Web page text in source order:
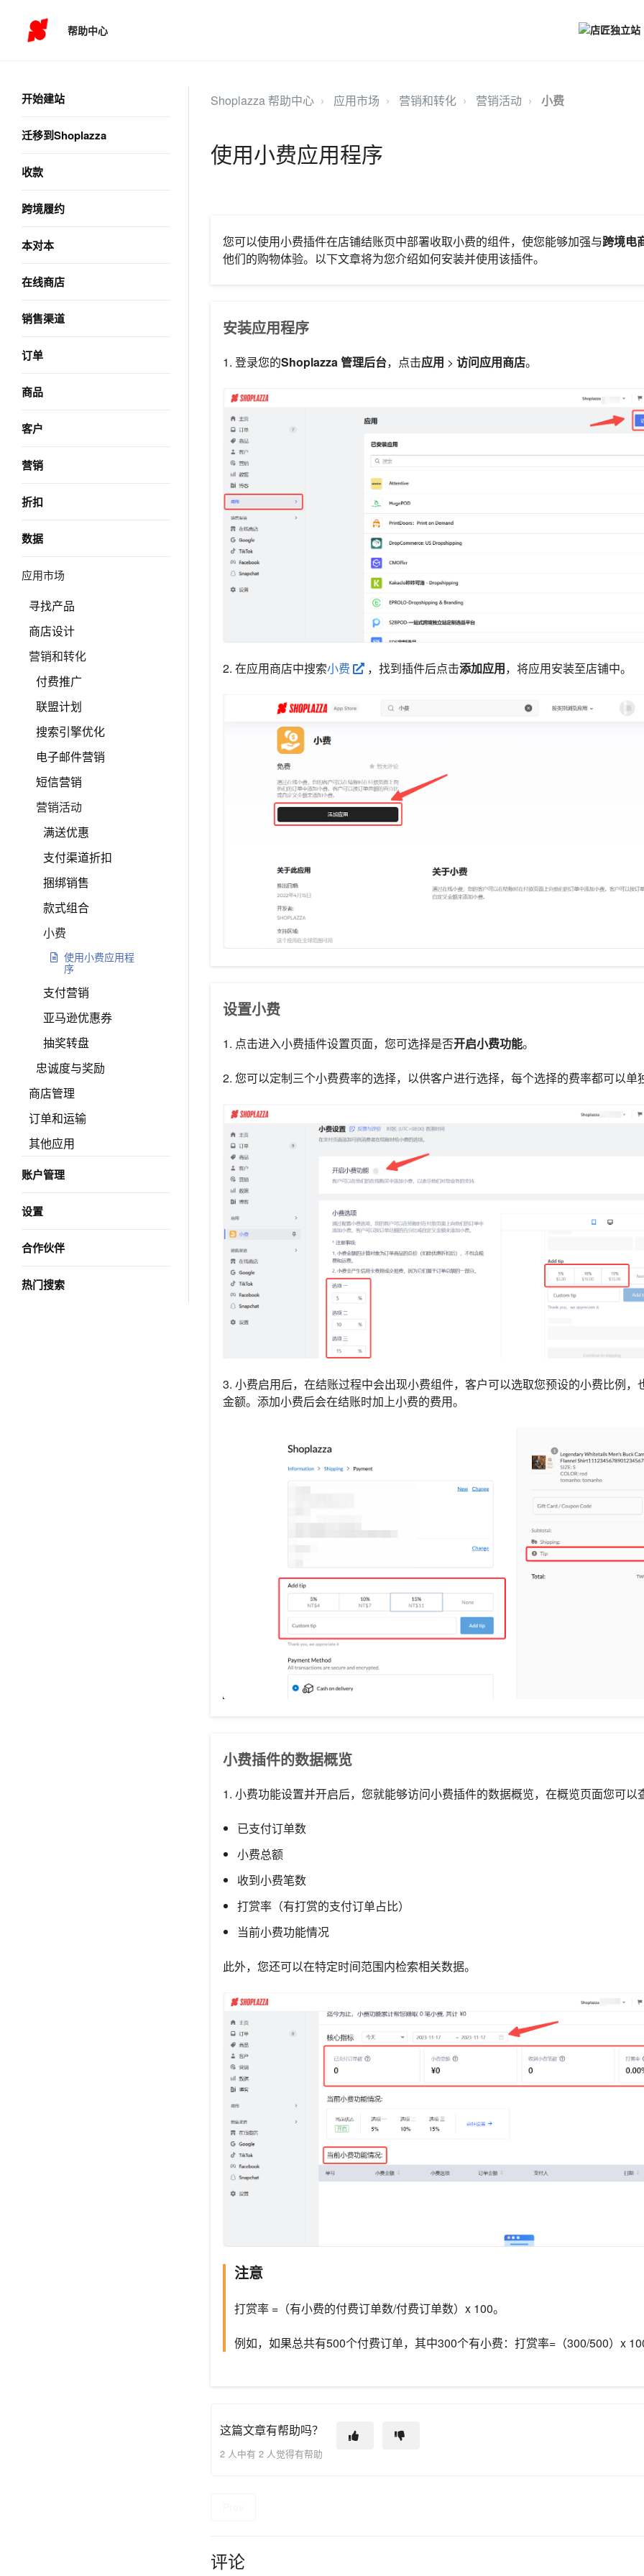
帮助中心
开始建站
迁移到Shoplazza
收款
跨境履约
本对本
在线商店
销售渠道
订单
商品
客户
营销
折扣
数据
应用市场
寻找产品
商店设计
营销和转化
付费推广
联盟计划
搜索引擎优化
电子邮件营销
短信营销
营销活动
满送优惠
支付渠道折扣
捆绑销售
款式组合
小费
使用小费应用程
序
支付营销
亚马逊优惠券
抽奖转盘
忠诚度与奖励
商店管理
订单和运输
其他应用
账户管理
设置
合作伙伴
热门搜索
Shoplazza 帮助中心 应用市场 营销和转化 营销活动 小费
使用小费应用程序
您可以使用小费插件在店铺结账页中部署收取小费的组件，使您能够加强与跨境电
他们的购物体验。以下文章将为您介绍如何安装并使用该插件。
安装应用程序
1. 登录您的Shoplazza 管理后台，点击应用 > 访问应用商店。
2. 在应用商店中搜索小费 ，找到插件后点击添加应用，将应用安装至店铺中。
设置小费
1. 点击进入小费插件设置页面，您可选择是否开启小费功能。
2. 您可以定制三个小费费率的选择，以供客户进行选择，每个选择的费率都可以单
3. 小费启用后，在结账过程中会出现小费组件，客户可以选取您预设的小费比例，
金额。添加小费后会在结账时加上小费的费用。
小费插件的数据概览
1. 小费功能设置并开启后，您就能够访问小费插件的数据概览，在概览页面您可以
已支付订单数
小费总额
收到小费笔数
打赏率（有打赏的支付订单占比）
当前小费功能情况
此外，您还可以在特定时间范围内检索相关数据。
注意
打赏率 =（有小费的付费订单数/付费订单数）x 100。
例如，如果总共有500个付费订单，其中300个有小费：打赏率=（300/500）x
这篇文章有帮助吗？
2 人中有 2 人觉得有帮助
评论